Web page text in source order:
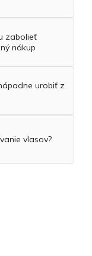
zabolieť
nákup
urobiť z
vlasov?